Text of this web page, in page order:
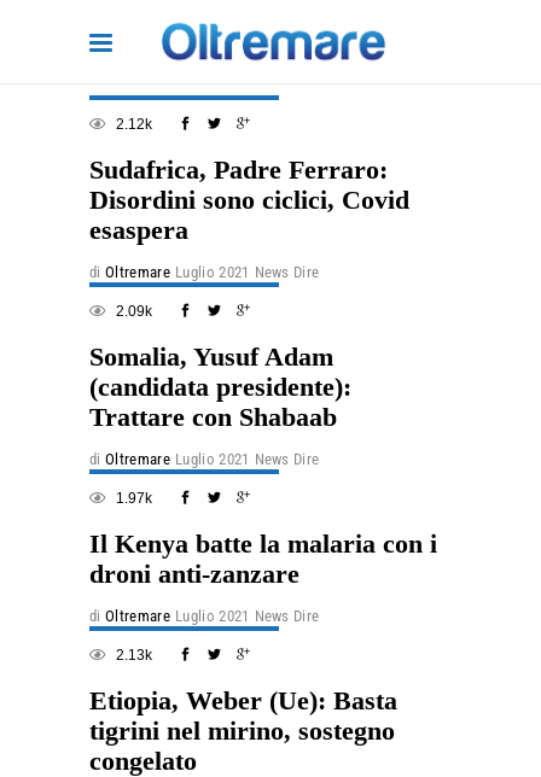
2.12k
Sudafrica, Padre Ferraro:
Disordini sono ciclici, Covid
esaspera
di Oltremare Luglio 2021 News Dire
2.09k
Somalia, Yusuf Adam
(candidata presidente):
Trattare con Shabaab
di Oltremare Luglio 2021 News Dire
1.97k
Il Kenya batte la malaria con i
droni anti-zanzare
di Oltremare Luglio 2021 News Dire
2.13k
Etiopia, Weber (Ue): Basta
tigrini nel mirino, sostegno
congelato